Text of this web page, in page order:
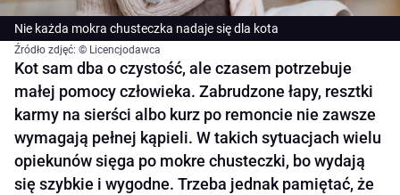
Nie każda mokra chusteczka nadaje się dla kota
Źródło zdjęć: © Licencjodawca
Kot sam dba o czystość, ale czasem potrzebuje
małej pomocy człowieka. Zabrudzone łapy, resztki
karmy na sierści albo kurz po remoncie nie zawsze
wymagają pełnej kąpieli. W takich sytuacjach wielu
opiekunów sięga po mokre chusteczki, bo wydają
się szybkie i wygodne. Trzeba jednak pamiętać, że